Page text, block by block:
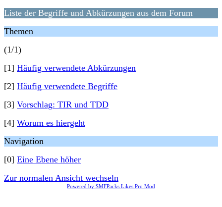
Liste der Begriffe und Abkürzungen aus dem Forum
Themen
(1/1)
[1] Häufig verwendete Abkürzungen
[2] Häufig verwendete Begriffe
[3] Vorschlag: TIR und TDD
[4] Worum es hiergeht
Navigation
[0] Eine Ebene höher
Zur normalen Ansicht wechseln
Powered by SMFPacks Likes Pro Mod